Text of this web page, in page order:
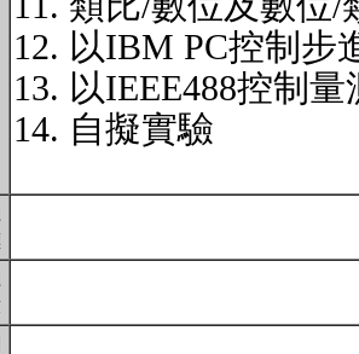
12. 以IBM PC控制步
13. 以IEEE488控制
14. 自擬實驗